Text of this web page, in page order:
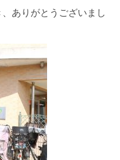
ありがとうございまし